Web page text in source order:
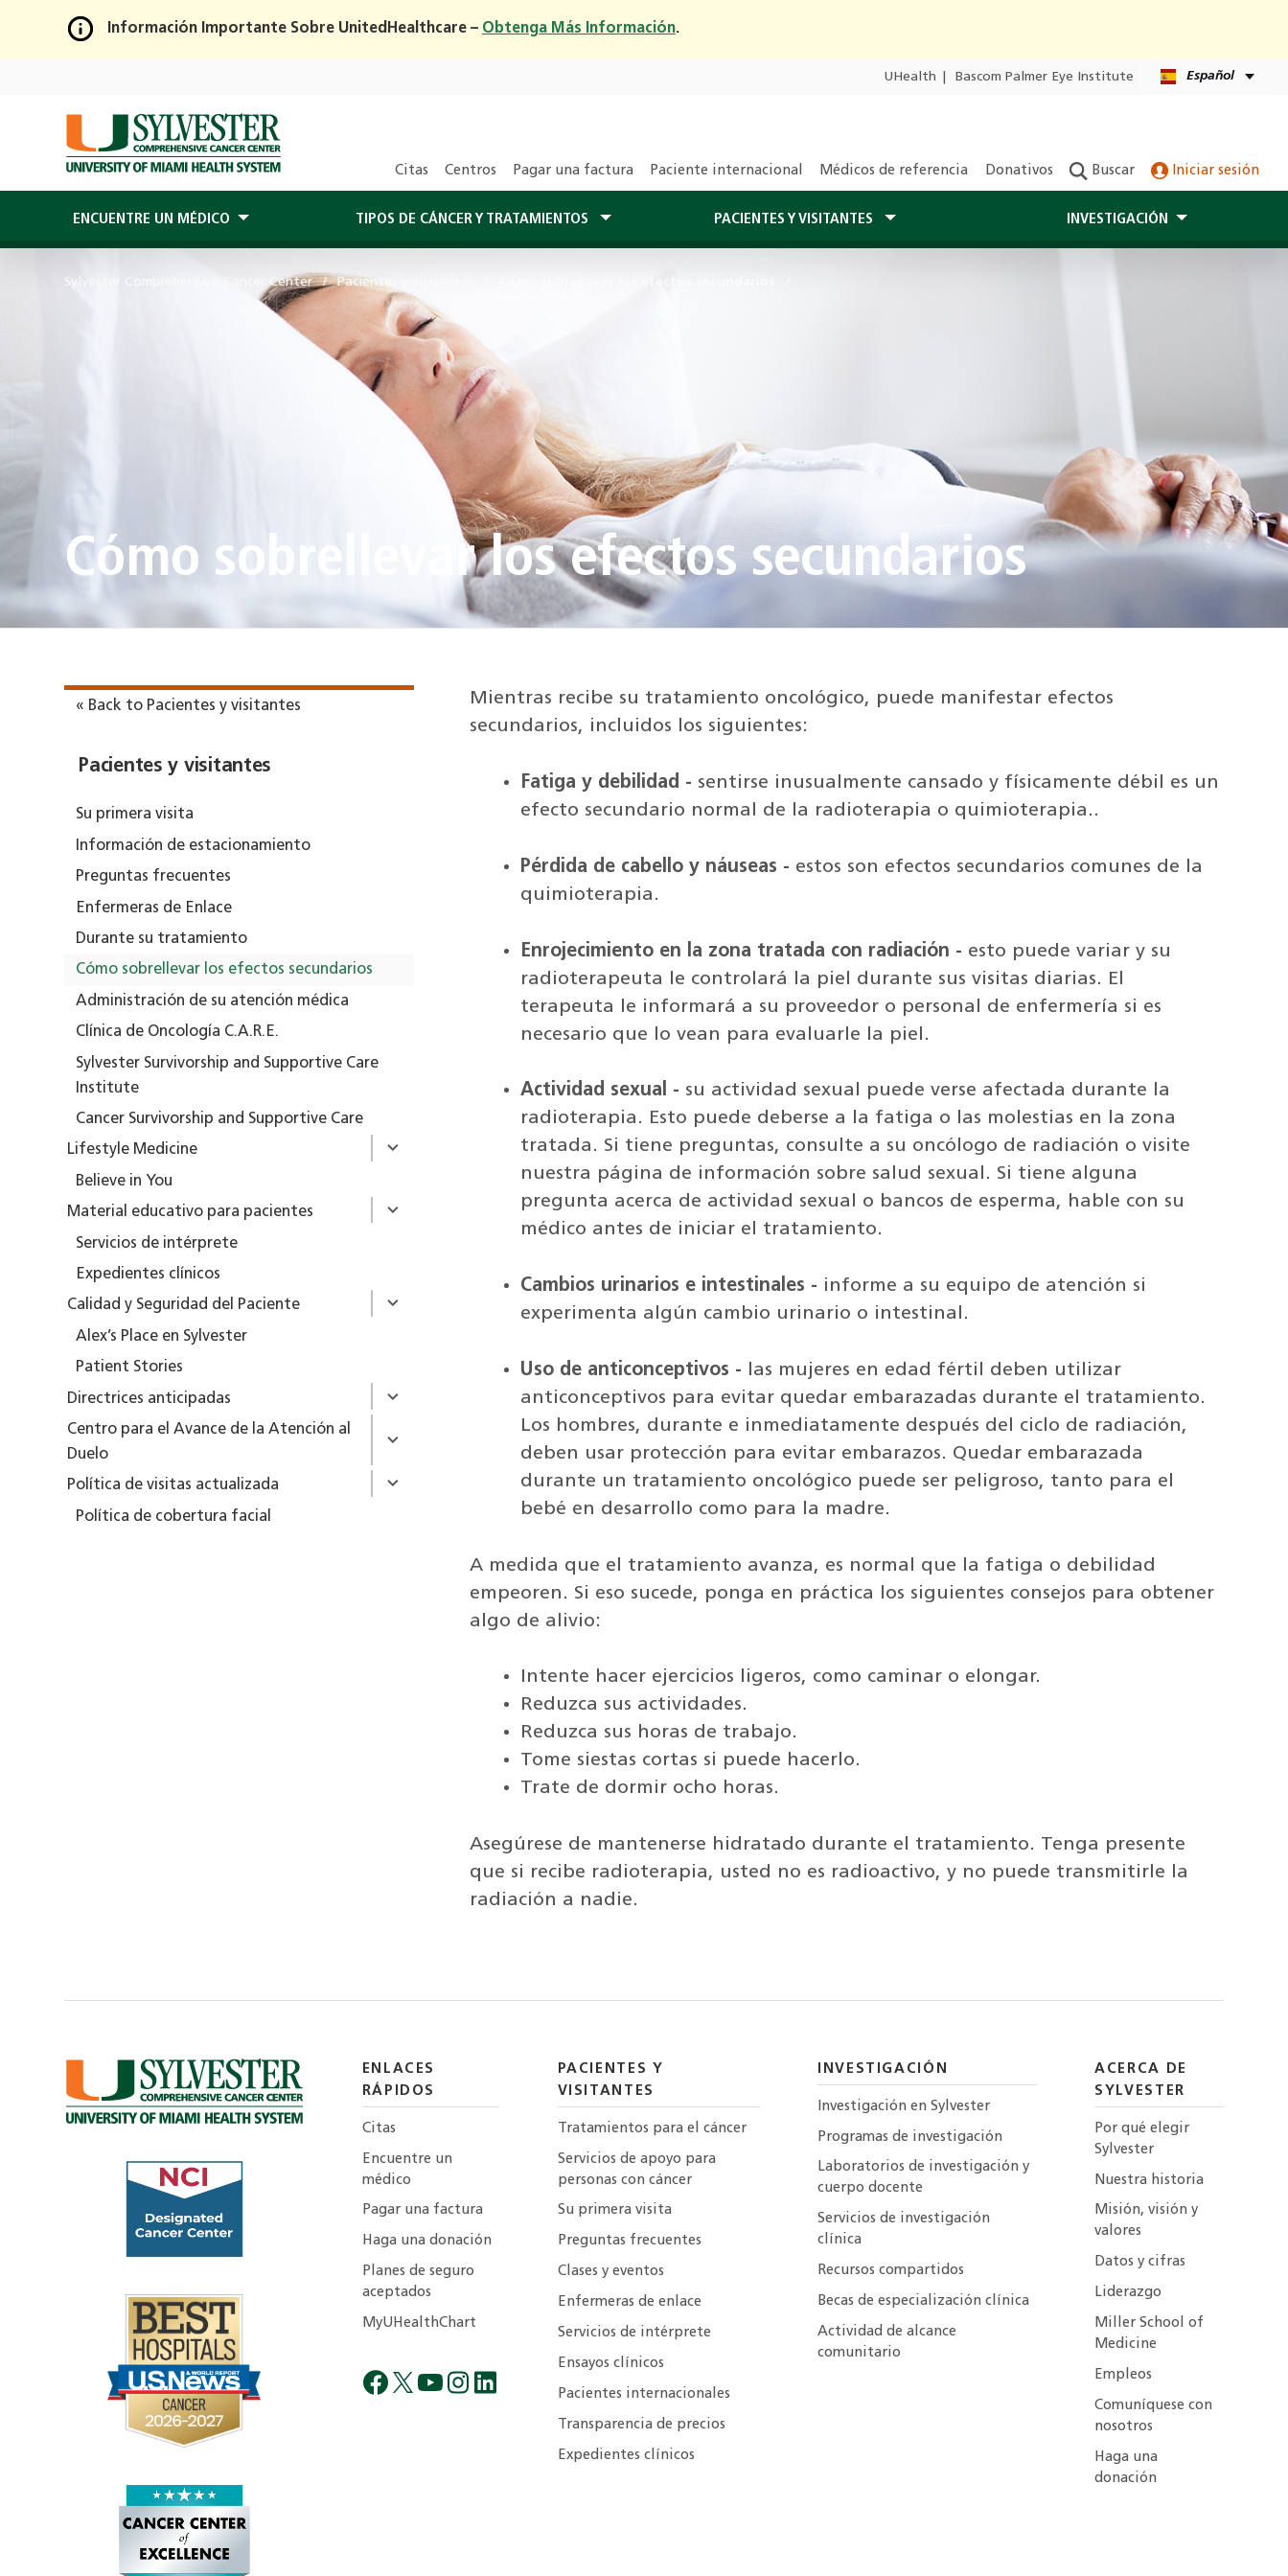
Skip
Main
Content
Información Importante Sobre UnitedHealthcare – Obtenga Más Información.
UHealth Bascom Palmer Eye Institute Español
Citas Centros Pagar una factura Paciente internacional Médicos de referencia Donativos Buscar Iniciar sesión
ENCUENTRE UN MÉDICO TIPOS DE CÁNCER Y TRATAMIENTOS PACIENTES Y VISITANTES INVESTIGACIÓN
Sylvester Comprehensive Cancer Center Pacientes y visitantes
Cómo sobrellevar los efectos secundarios
« Back to Pacientes y visitantes
Pacientes y visitantes
Su primera visita
Información de estacionamiento
Preguntas frecuentes
Enfermeras de Enlace
Durante su tratamiento
Cómo sobrellevar los efectos secundarios
Administración de su atención médica
Clínica de Oncología C.A.R.E.
Sylvester Survivorship and Supportive Care
Institute
Cancer Survivorship and Supportive Care
Lifestyle Medicine
Believe in You
Material educativo para pacientes
Servicios de intérprete
Expedientes clínicos
Calidad y Seguridad del Paciente
Alex’s Place en Sylvester
Patient Stories
Directrices anticipadas
Centro para el Avance de la Atención al
Duelo
Política de visitas actualizada
Política de cobertura facial
Mientras recibe su tratamiento oncológico, puede manifestar efectos
secundarios, incluidos los siguientes:
Fatiga y debilidad - sentirse inusualmente cansado y físicamente débil es un
efecto secundario normal de la radioterapia o quimioterapia..
Pérdida de cabello y náuseas - estos son efectos secundarios comunes de la
quimioterapia.
Enrojecimiento en la zona tratada con radiación - esto puede variar y su
radioterapeuta le controlará la piel durante sus visitas diarias. El
terapeuta le informará a su proveedor o personal de enfermería si es
necesario que lo vean para evaluarle la piel.
Actividad sexual - su actividad sexual puede verse afectada durante la
radioterapia. Esto puede deberse a la fatiga o las molestias en la zona
tratada. Si tiene preguntas, consulte a su oncólogo de radiación o visite
nuestra página de información sobre salud sexual. Si tiene alguna
pregunta acerca de actividad sexual o bancos de esperma, hable con su
médico antes de iniciar el tratamiento.
Cambios urinarios e intestinales - informe a su equipo de atención si
experimenta algún cambio urinario o intestinal.
Uso de anticonceptivos -
las mujeres en edad fértil deben utilizar
anticonceptivos para evitar quedar embarazadas durante el tratamiento.
Los hombres, durante e inmediatamente después del ciclo de radiación,
deben usar protección para evitar embarazos. Quedar embarazada
durante un tratamiento oncológico puede ser peligroso, tanto para el
bebé en desarrollo como para la madre.
A medida que el tratamiento avanza, es normal que la fatiga o debilidad
empeoren. Si eso sucede, ponga en práctica los siguientes consejos para obtener
algo de alivio:
Intente hacer ejercicios ligeros, como caminar o elongar.
Reduzca sus actividades.
Reduzca sus horas de trabajo.
Tome siestas cortas si puede hacerlo.
Trate de dormir ocho horas.
Asegúrese de mantenerse hidratado durante el tratamiento. Tenga presente
que si recibe radioterapia, usted no es radioactivo, y no puede transmitirle la
radiación a nadie.
ENLACES
RÁPIDOS
Citas
Encuentre un
médico
Pagar una factura
Haga una donación
Planes de seguro
aceptados
MyUHealthChart
PACIENTES Y
VISITANTES
Tratamientos para el cáncer
Servicios de apoyo para
personas con cáncer
Su primera visita
Preguntas frecuentes
Clases y eventos
Enfermeras de enlace
Servicios de intérprete
Ensayos clínicos
Pacientes internacionales
Transparencia de precios
Expedientes clínicos
INVESTIGACIÓN
Investigación en Sylvester
Programas de investigación
Laboratorios de investigación y
cuerpo docente
Servicios de investigación
clínica
Recursos compartidos
Becas de especialización clínica
Actividad de alcance
comunitario
ACERCA DE
SYLVESTER
Por qué elegir
Sylvester
Nuestra historia
Misión, visión y
valores
Datos y cifras
Liderazgo
Miller School of
Medicine
Empleos
Comuníquese con
nosotros
Haga una
donación